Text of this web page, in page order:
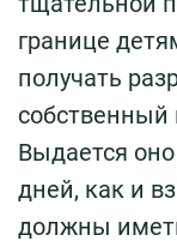
границе
получать
собственный
Выдается
дней, как и
должны